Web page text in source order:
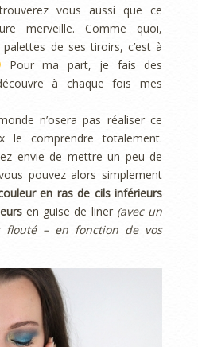
vous aussi que ce
merveille. Comme quoi,
de ses tiroirs, c’est à
Pour ma part, je fais des
à chaque fois mes
n’osera pas réaliser ce
le comprendre totalement.
envie de mettre un peu de
pouvez alors simplement
en ras de cils inférieurs
en guise de liner (avec un
– en fonction de vos